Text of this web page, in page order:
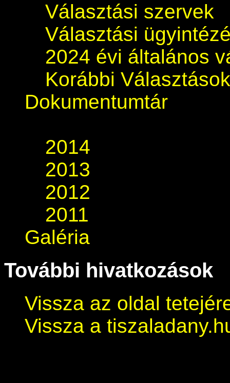
Választási szervek
Választási
2024 évi általános
Korábbi Választások
Dokumentumtár
2014
2013
2012
2011
Galéria
További hivatkozások
Vissza az oldal
Vissza a